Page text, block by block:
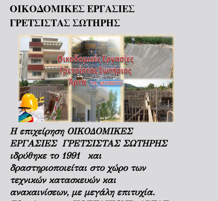
ΟΙΚΟΔΟΜΙΚΕΣ ΕΡΓΑΣΙΕΣ
ΓΡΕΤΣΙΣΤΑΣ ΣΩΤΗΡΗΣ
Η επιχείρηση ΟΙΚΟΔΟΜΙΚΕΣ
ΕΡΓΑΣΙΕΣ ΓΡΕΤΣΙΣΤΑΣ ΣΩΤΗΡΗΣ
ιδρύθηκε το 1991 και
δραστηριοποιείται στο χώρο των
τεχνικών κατασκευών και
ανακαινίσεων, με μεγάλη επιτυχία.